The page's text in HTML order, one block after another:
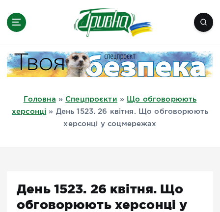
Миколаїв, Одеса, Мелітополь
Головна » Спецпроєкти »
Що обговорюють
херсонці » День 1523. 26 квітня. Що обговорюють
херсонці у соцмережах
День 1523. 26 квітня. Що
обговорюють херсонці у